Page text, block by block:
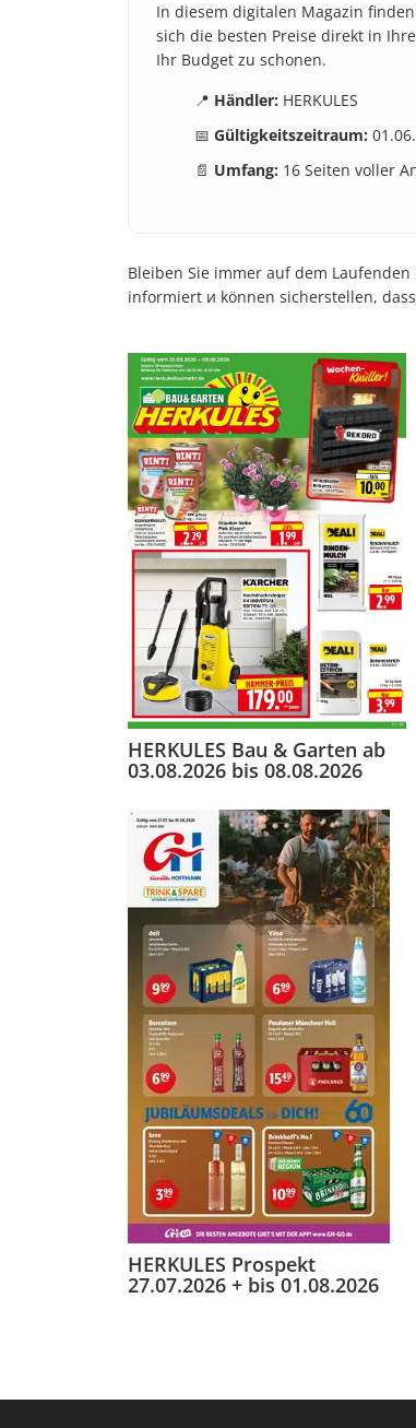
In diesem digitalen Magazin
sich die besten Preise direkt in
Ihr Budget zu schonen.
📍 Händler: HERKULES
📅 Gültigkeitszeitraum:
📄 Umfang: 16 Seiten voller
Bleiben Sie immer auf dem
informiert и können sicherstellen,
HERKULES Bau & Garten ab
03.08.2026 bis 08.08.2026
HERKULES Prospekt
27.07.2026 + bis 01.08.2026